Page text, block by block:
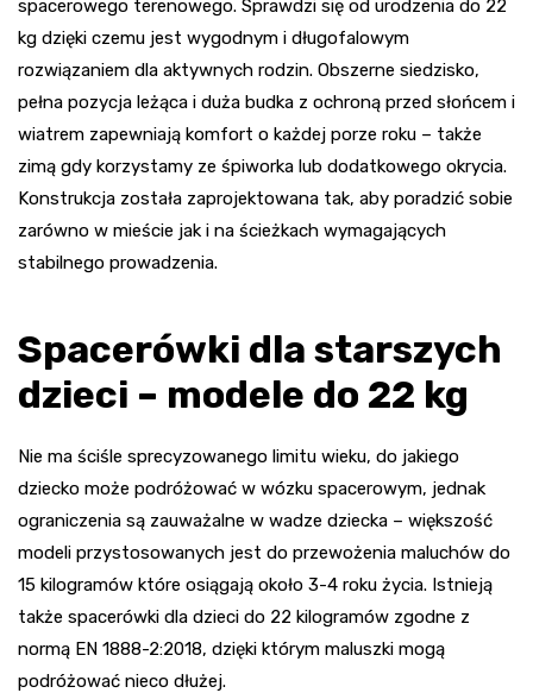
spacerowego terenowego. Sprawdzi się od urodzenia do 22
kg dzięki czemu jest wygodnym i długofalowym
rozwiązaniem dla aktywnych rodzin. Obszerne siedzisko,
pełna pozycja leżąca i duża budka z ochroną przed słońcem i
wiatrem zapewniają komfort o każdej porze roku – także
zimą gdy korzystamy ze śpiworka lub dodatkowego okrycia.
Konstrukcja została zaprojektowana tak, aby poradzić sobie
zarówno w mieście jak i na ścieżkach wymagających
stabilnego prowadzenia.
Spacerówki dla starszych
dzieci – modele do 22 kg
Nie ma ściśle sprecyzowanego limitu wieku, do jakiego
dziecko może podróżować w wózku spacerowym, jednak
ograniczenia są zauważalne w wadze dziecka – większość
modeli przystosowanych jest do przewożenia maluchów do
15 kilogramów które osiągają około 3-4 roku życia. Istnieją
także spacerówki dla dzieci do 22 kilogramów zgodne z
normą EN 1888-2:2018, dzięki którym maluszki mogą
podróżować nieco dłużej.